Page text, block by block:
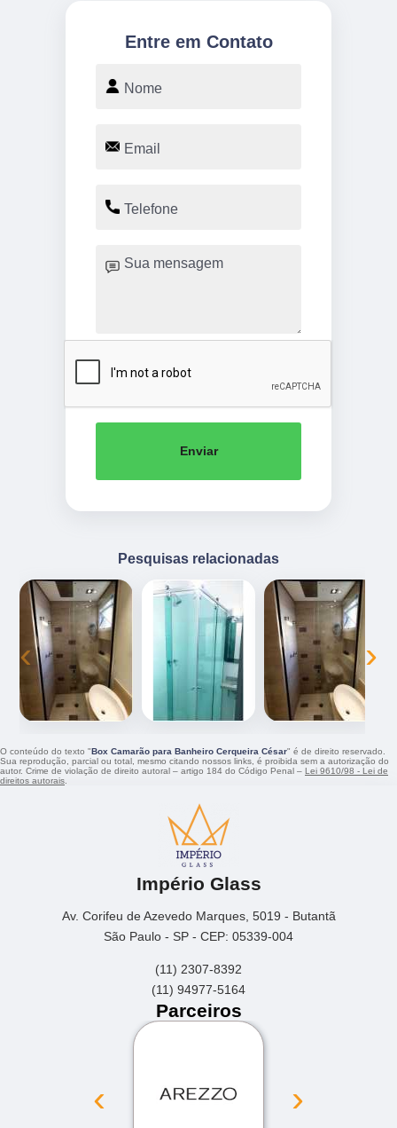
Entre em Contato
Enviar
Pesquisas relacionadas
‹ ›
O conteúdo do texto "Box Camarão para Banheiro Cerqueira César" é de direito reservado.
Sua reprodução, parcial ou total, mesmo citando nossos links, é proibida sem a autorização do
autor. Crime de violação de direito autoral – artigo 184 do Código Penal – Lei 9610/98 - Lei de
direitos autorais.
Império Glass
Av. Corifeu de Azevedo Marques, 5019 - Butantã
São Paulo - SP - CEP: 05339-004
(11) 2307-8392
(11) 94977-5164
Parceiros
‹ ›